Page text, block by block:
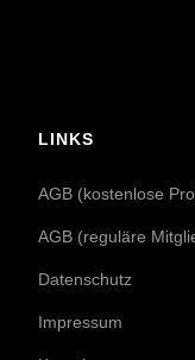
LINKS
AGB (kostenlose
AGB (reguläre
Datenschutz
Impressum